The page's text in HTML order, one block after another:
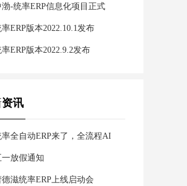
渤-统率ERP信息化项目正式
动！
率ERP版本2022.10.1发布
率ERP版本2022.9.2发布
资讯
率全自动ERP来了，全流程AI
能驱动，欢迎咨询了解！
一放假通知
德滋统率ERP上线启动会